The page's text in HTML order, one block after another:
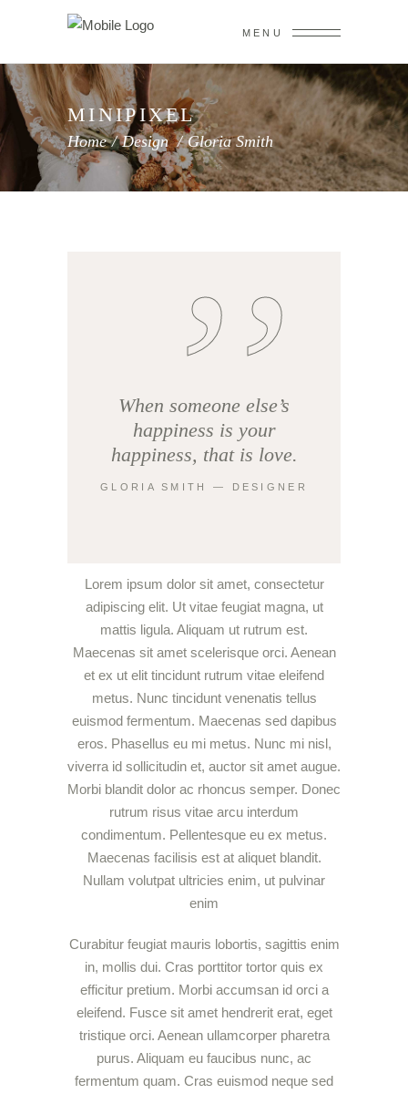
MENU
MINIPIXEL
Home/Design/Gloria Smith
When someone else’s
happiness is your
happiness, that is love.
GLORIA SMITH ― DESIGNER
Lorem ipsum dolor sit amet, consectetur
adipiscing elit. Ut vitae feugiat magna, ut
mattis ligula. Aliquam ut rutrum est.
Maecenas sit amet scelerisque orci. Aenean
et ex ut elit tincidunt rutrum vitae eleifend
metus. Nunc tincidunt venenatis tellus
euismod fermentum. Maecenas sed dapibus
eros. Phasellus eu mi metus. Nunc mi nisl,
viverra id sollicitudin et, auctor sit amet augue.
Morbi blandit dolor ac rhoncus semper. Donec
rutrum risus vitae arcu interdum
condimentum. Pellentesque eu ex metus.
Maecenas facilisis est at aliquet blandit.
Nullam volutpat ultricies enim, ut pulvinar
enim
Curabitur feugiat mauris lobortis, sagittis enim
in, mollis dui. Cras porttitor tortor quis ex
efficitur pretium. Morbi accumsan id orci a
eleifend. Fusce sit amet hendrerit erat, eget
tristique orci. Aenean ullamcorper pharetra
purus. Aliquam eu faucibus nunc, ac
fermentum quam. Cras euismod neque sed